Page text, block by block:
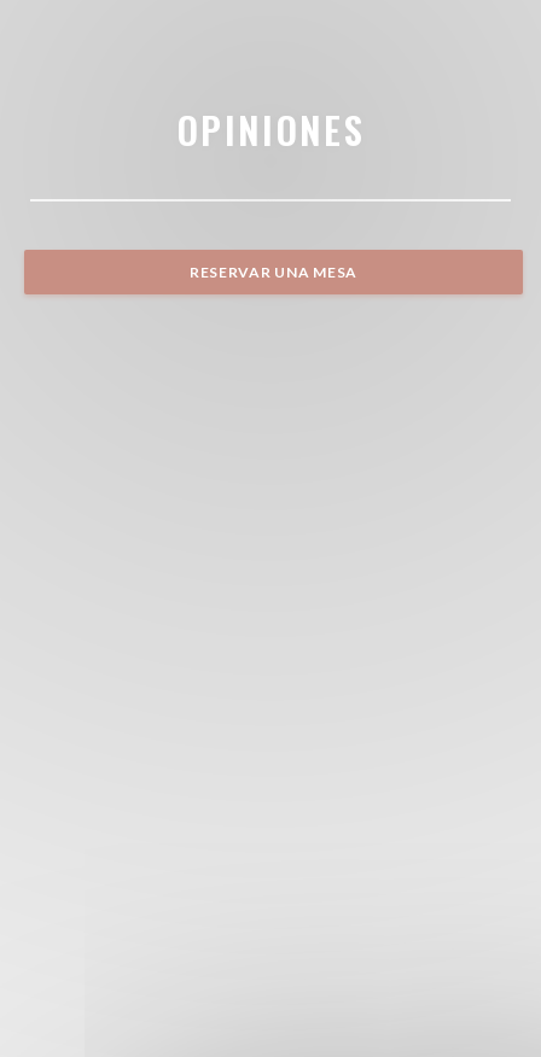
OPINIONES
RESERVAR UNA MESA